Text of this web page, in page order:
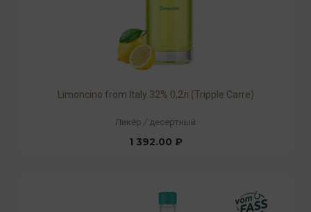
Limoncino from Italy 32% 0,2л (Tripple Carre)
Ликёр / десертный
1 392.00 ₽